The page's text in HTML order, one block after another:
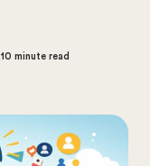
10 minute read